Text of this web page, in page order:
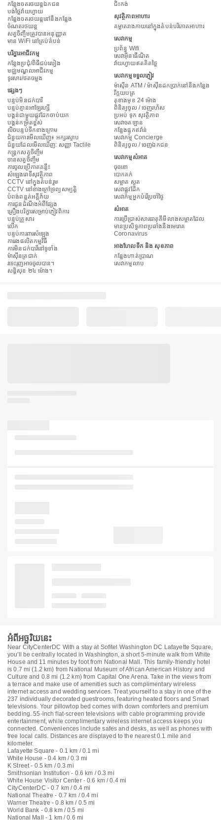
កន្លែងចតរថយន្តឯកជន
បង់ថ្លៃវ៉ាយហ្វាយ
កន្លែងចតរថយន្តនៅនឹងកន្លែង
ចំណតរថយន្ត
សត្វចិញ្ចឹមត្រូវបានអនុញ្ញាត
មាន WiFi នៅគ្រប់តំបន់
បរិក្ខារអាជីវកម្ម
កន្លែងប្រជុំ/ពិធីជប់លៀង
មជ្ឈមណ្ឌលអាជីវកម្ម
ទូរសារ/ថតចម្លង
ផ្សេងៗ
បន្ទប់មិនជក់បារី
បន្ទប់គ្មានអាឡែរហ្សី
បង្គន់ជាមួយផ្លូវដែកចាប់យក
បង្គន់កម្រិតខ្ពស់
លិចបន្ទប់ទឹកខាងក្រោម
ជំនួយការមើលឃើញ៖ អក្សរស្ទាប
ជំនួយ​ដែល​មើល​ឃើញ​: សញ្ញា Tactile
កន្ត្រកសត្វចិញ្ចឹម
ចានសត្វចិញ្ចឹម
ការចូលប្រើកាតគន្លឹះ
សំឡេងរោទិ៍សុវត្ថិភាព
CCTV នៅក្នុងតំបន់រួម
CCTV នៅខាងក្រៅទ្រព្យសម្បត្តិ
បំពង់​ពន្លត់អគ្គីភ័យ
ការជូនដំណឹងអំពីផ្សែង
គ្រឿងបរិក្ខារសម្រាប់ភ្ញៀវពិការ
បន្ទប់គ្រួសារ
លើក
បន្ទប់ការពារសំឡេង
ការរងផលិតកម្មវិធី
ការមិនជក់បារីនៅទូទាំង
ម៉ាស៊ីនត្រជាក់
រទេះរុញអាចចូលបាន។
សន្តិសុខ ២៤ ម៉ោង។
ជិះកង់
សុវត្ថិភាពអាហារ
គម្លាតរាងកាយនៅក្នុងតំបន់បរិភោគអាហារ
សេវាកម្ម
ប្រព័ន្ធ Wifi
សេវាអ៊ីនធើណិត
វ៉ាយហ្វាយឥតគិតថ្លៃ
សេវាកម្មទទួលភ្ញៀវ
ម៉ាស៊ីន ATM / ម៉ាស៊ីនដកប្រាក់នៅនឹងកន្លែង
វិក្កយបត្រ
តុខាងមុខ 24 ម៉ោង
ពិនិត្យចូល / ចេញរហ័ស
ប្រអប់ ទុក សុវត្ថិភាព
សេវាចតឡាន
កន្លែងផ្ទុកឥវ៉ាន់
សេវាកម្ម Concierge
ពិនិត្យចូល / ចេញឯកជន
សេវាកម្មសំអាត
ចុចខោ
បោកគក់
សម្អាត ស្ងួត
សេវាផ្លូវដែក
សេវាកម្មអ្នកបំរើប្រចាំថ្ងៃ
សំអាត
ការប្រើប្រាស់សារធាតុគីមីលាងសម្អាតដែល
មានប្រសិទ្ធភាពប្រឆាំងនឹងមេរោគ
Coronavirus
អាងហែលទឹក និង សុខភាព
កន្លែងហាត់ប្រាណ
សេវាកម្មលាប
អំពីអច្ឆរិយនេះ
Near CityCenterDC With a stay at Sofitel Washington DC Lafayette Square,
you'll be centrally located in Washington, a short 5-minute walk from White
House and 11 minutes by foot from National Mall. This family-friendly hotel
is 0.7 mi (1.2 km) from National Museum of African American History and
Culture and 0.8 mi (1.2 km) from Capital One Arena. Take in the views from
a terrace and make use of amenities such as complimentary wireless
internet access and wedding services. Treat yourself to a stay in one of the
237 individually decorated guestrooms, featuring heated floors and Smart
televisions. Your pillowtop bed comes with down comforters and premium
bedding. 55-inch flat-screen televisions with cable programming provide
entertainment, while complimentary wireless internet access keeps you
connected. Conveniences include safes and desks, as well as phones with
free local calls. Distances are displayed to the nearest 0.1 mile and
kilometer.
Lafayette Square - 0.1 km / 0.1 mi
White House - 0.4 km / 0.3 mi
K Street - 0.5 km / 0.3 mi
Smithsonian Institution - 0.6 km / 0.3 mi
White House Visitor Center - 0.6 km / 0.4 mi
CityCenterDC - 0.7 km / 0.4 mi
National Theatre - 0.7 km / 0.4 mi
Warner Theatre - 0.8 km / 0.5 mi
World Bank - 0.8 km / 0.5 mi
National Mall - 1 km / 0.6 mi